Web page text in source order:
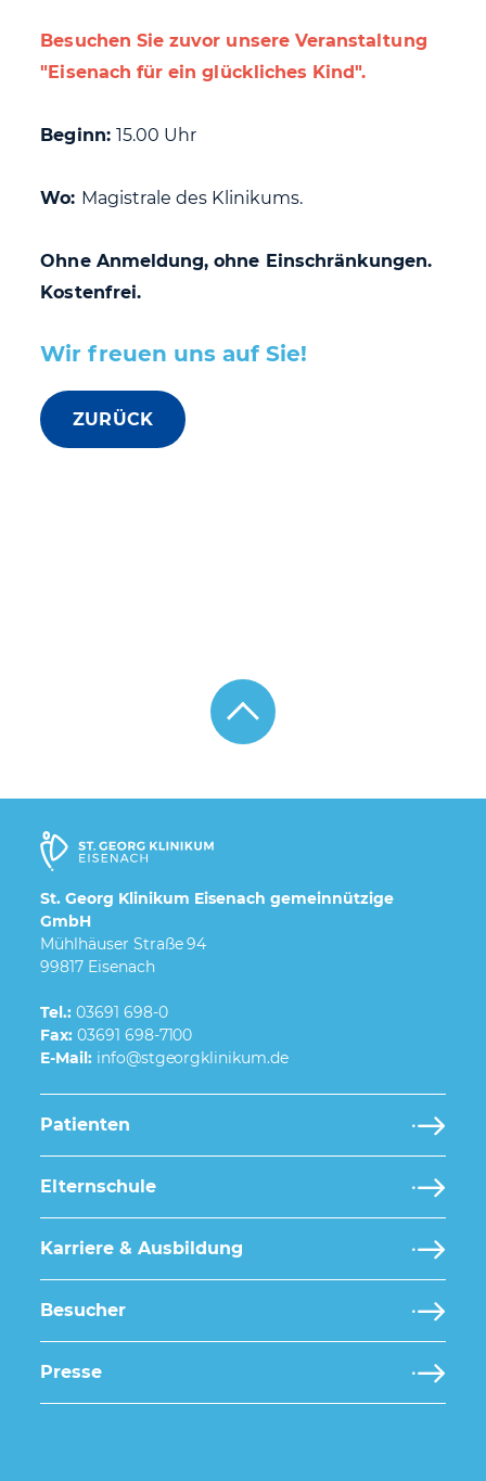
Besuchen Sie zuvor unsere Veranstaltung
"Eisenach für ein glückliches Kind".
Beginn: 15.00 Uhr
Wo: Magistrale des Klinikums.
Ohne Anmeldung, ohne Einschränkungen.
Kostenfrei.
Wir freuen uns auf Sie!
ZURÜCK
St. Georg Klinikum Eisenach gemeinnützige
GmbH
Mühlhäuser Straße 94
99817 Eisenach
Tel.: 03691 698-0
Fax: 03691 698-7100
E-Mail:
Patienten
Elternschule
Karriere & Ausbildung
Besucher
Presse